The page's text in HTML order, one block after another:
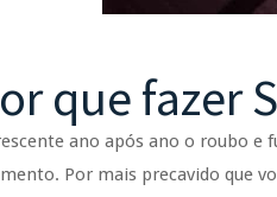
que fazer
ano após ano o roubo e
Por mais precavido que